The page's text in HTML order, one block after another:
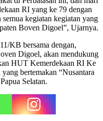
RI yang ke 79 dengan
kegiatan kegiatan yang
Boven Digoel”, Ujarnya.
KB bersama dengan,
Digoel, akan mendukung
HUT Kemerdekaan RI Ke
bertemakan “Nusantara
Selatan.